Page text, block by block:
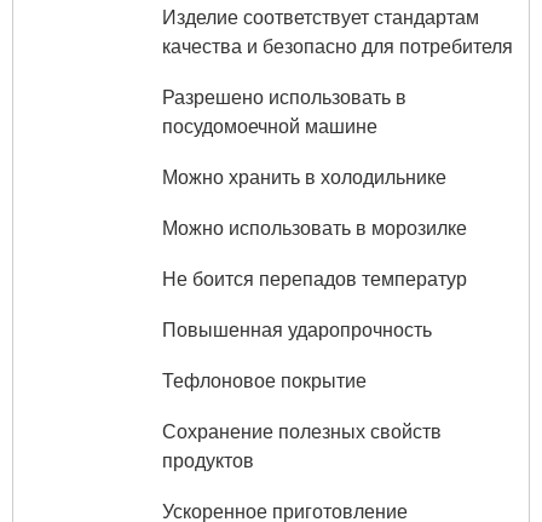
Изделие соответствует стандартам
качества и безопасно для потребителя
Разрешено использовать в
посудомоечной машине
Можно хранить в холодильнике
Можно использовать в морозилке
Не боится перепадов температур
Повышенная ударопрочность
Тефлоновое покрытие
Сохранение полезных свойств
продуктов
Ускоренное приготовление